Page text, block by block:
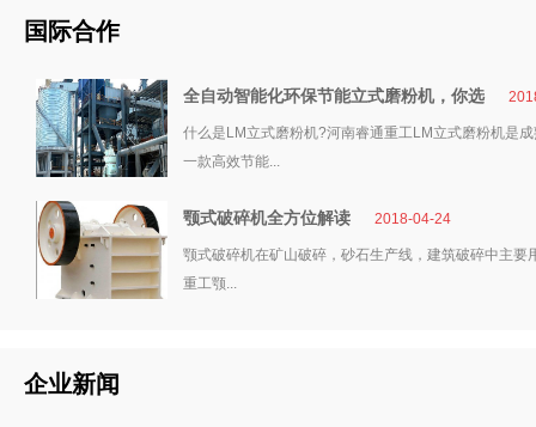
国际合作
全自动智能化环保节能立式磨粉机，你选
什么是LM立式磨粉机?河南睿通重工LM立式磨粉机是
一款高效节能...
颚式破碎机全方位解读 2018-04-24
颚式破碎机在矿山破碎，砂石生产线，建筑破碎中主
重工颚...
企业新闻